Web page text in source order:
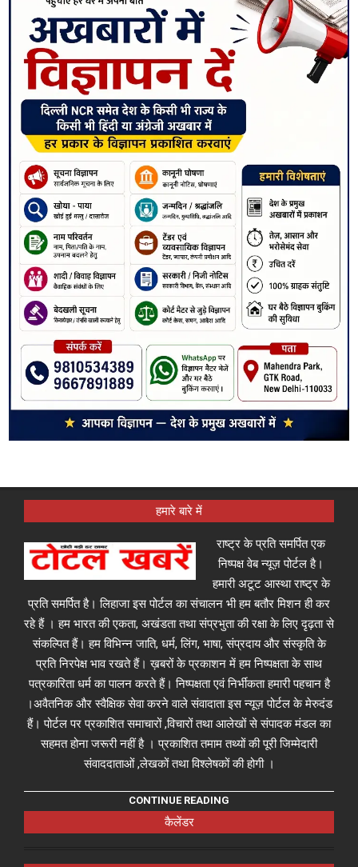
हमारे बारे में
राष्ट्र के प्रति समर्पित एक
निष्पक्ष वेब न्यूज़ पोर्टल है।
हमारी अटूट आस्था राष्ट्र के
प्रति समर्पित है। लिहाजा इस पोर्टल का संचालन भी हम बतौर मिशन ही कर
रहे हैं । हम भारत की एकता, अखंडता तथा संप्रभुता की रक्षा के लिए दृढ़ता से
संकल्पित हैं। हम विभिन्न जाति, धर्म, लिंग, भाषा, संप्रदाय और संस्कृति के
प्रति निरपेक्ष भाव रखते हैं। ख़बरों के प्रकाशन में हम निष्पक्षता के साथ
पत्रकारिता धर्म का पालन करते हैं। निष्पक्षता एवं निर्भीकता हमारी पहचान है
।अवैतनिक और स्वैक्षिक सेवा करने वाले संवादाता इस न्यूज़ पोर्टल के मेरुदंड
हैं। पोर्टल पर प्रकाशित समाचारों ,विचारों तथा आलेखों से संपादक मंडल का
सहमत होना जरूरी नहीं है । प्रकाशित तमाम तथ्यों की पूरी जिम्मेदारी
संवाददाताओं ,लेखकों तथा विश्लेषकों की होगी ।
CONTINUE READING
कैलेंडर